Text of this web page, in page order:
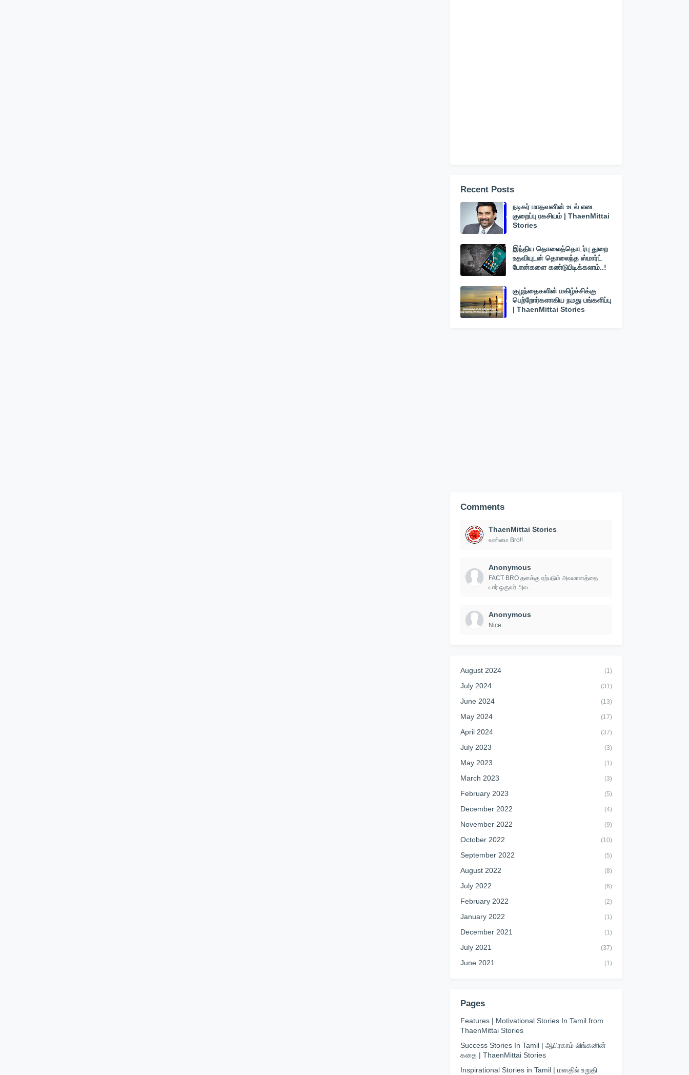
Recent Posts
நடிகர் மாதவனின் உடல் எடை
குறைப்பு ரகசியம் | ThaenMittai
Stories
இந்திய தொலைத்தொடர்பு துறை
உதவியுடன் தொலைந்த ஸ்மார்ட்
போன்களை கண்டுபிடிக்கலாம்..!
குழந்தைகளின் மகிழ்ச்சிக்கு
பெற்றோர்களாகிய நமது பங்களிப்பு
| ThaenMittai Stories
Comments
ThaenMittai Stories
உண்மை Bro!!
Anonymous
FACT BRO தனக்கு ஏற்படும் அவமானத்தை
யார் ஒருவர் அவ...
Anonymous
Nice
August 2024 (1)
July 2024 (31)
June 2024 (13)
May 2024 (17)
April 2024 (37)
July 2023 (3)
May 2023 (1)
March 2023 (3)
February 2023 (5)
December 2022 (4)
November 2022 (9)
October 2022 (10)
September 2022 (5)
August 2022 (8)
July 2022 (6)
February 2022 (2)
January 2022 (1)
December 2021 (1)
July 2021 (37)
June 2021 (1)
Pages
Features | Motivational Stories In Tamil from
ThaenMittai Stories
Success Stories In Tamil | ஆபிரகாம் லிங்கனின்
கதை | ThaenMittai Stories
Inspirational Stories in Tamil | மனதில் உறுதி